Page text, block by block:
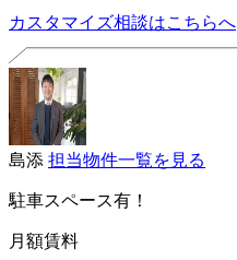
カスタマイズ相談はこちらへ
島添 担当物件一覧を見る
駐車スペース有！
月額賃料